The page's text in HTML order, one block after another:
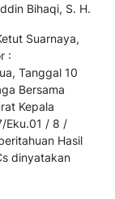
Bihaqi, S. H.
Suarnaya,
:
Tanggal 10
Bersama
Kepala
Eku.01 / 8 /
Hasil
dinyatakan